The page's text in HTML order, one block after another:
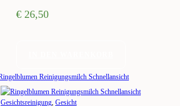
€26,50
Schnellansicht
Schnellansicht
Gesichtsreinigung, Gesicht